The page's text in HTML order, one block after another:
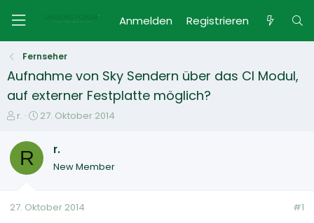
Anmelden Registrieren
Fernseher
Aufnahme von Sky Sendern über das CI Modul,
auf externer Festplatte möglich?
E
s
e
e
r.
E
e
t
27. Oktober 2014
R r.
New Member
27. Oktober 2014 #1